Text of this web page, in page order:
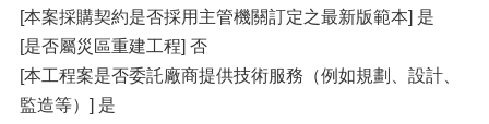
[本案採購契約是否採⽤主管機關訂定之最新版範本] 是
[是否屬災區重建⼯程] 否
[本⼯程案是否委託廠商提供技術服務（例如規劃、設計、
監造等）] 是